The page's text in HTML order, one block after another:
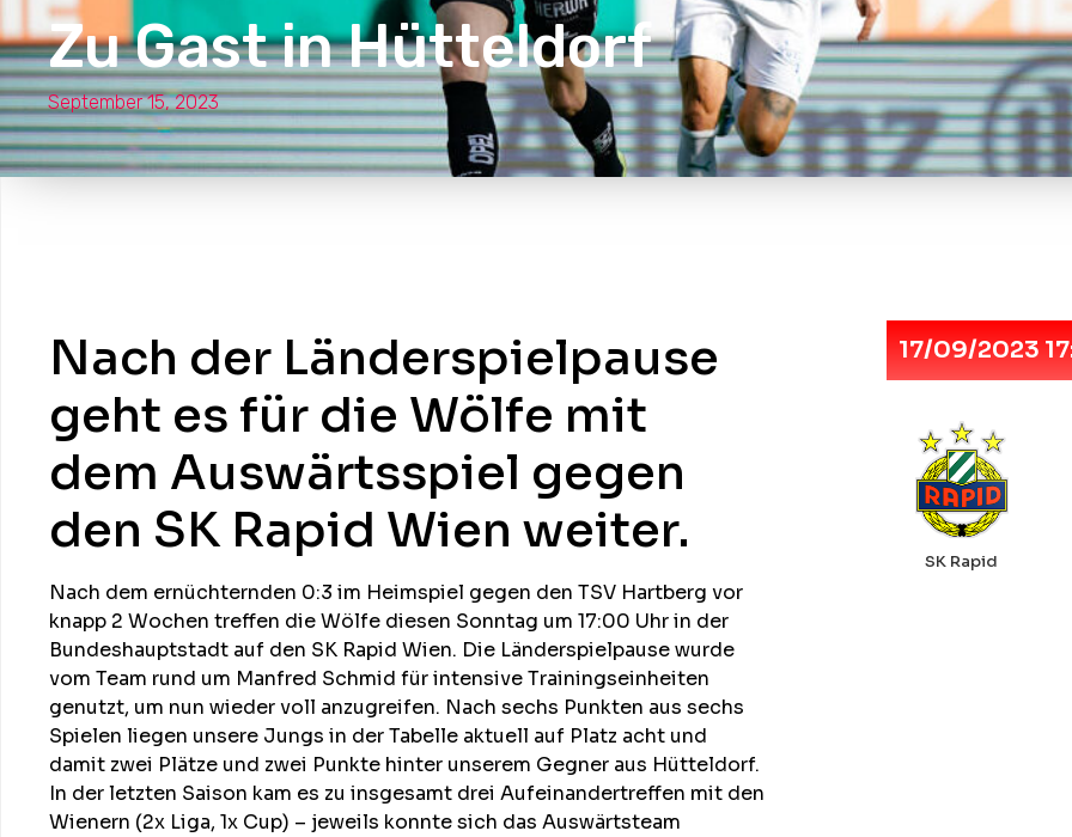
Zu Gast in Hütteldorf
September 15, 2023
Nach der Länderspielpause
geht es für die Wölfe mit
dem Auswärtsspiel gegen
den SK Rapid Wien weiter.
Nach dem ernüchternden 0:3 im Heimspiel gegen den TSV Hartberg vor
knapp 2 Wochen treffen die Wölfe diesen Sonntag um 17:00 Uhr in der
Bundeshauptstadt auf den SK Rapid Wien. Die Länderspielpause wurde
vom Team rund um Manfred Schmid für intensive Trainingseinheiten
genutzt, um nun wieder voll anzugreifen. Nach sechs Punkten aus sechs
Spielen liegen unsere Jungs in der Tabelle aktuell auf Platz acht und
damit zwei Plätze und zwei Punkte hinter unserem Gegner aus Hütteldorf.
In der letzten Saison kam es zu insgesamt drei Aufeinandertreffen mit den
Wienern (2x Liga, 1x Cup) – jeweils konnte sich das Auswärtsteam
17/09/2023
SK Rapid